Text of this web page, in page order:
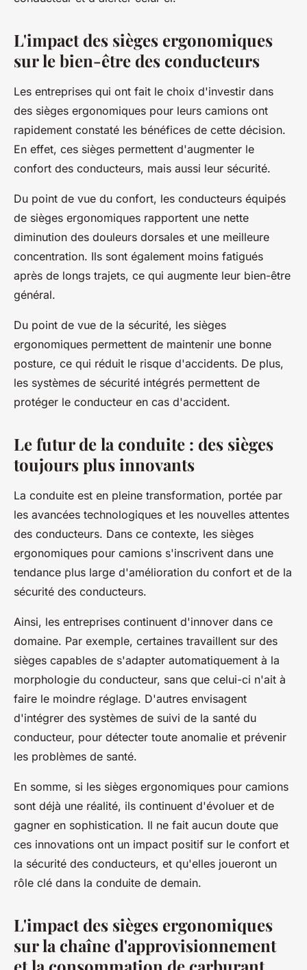
L'impact des sièges ergonomiques
sur le bien-être des conducteurs
Les entreprises qui ont fait le choix d'investir dans
des sièges ergonomiques pour leurs camions ont
rapidement constaté les bénéfices de cette décision.
En effet, ces sièges permettent d'augmenter le
confort des conducteurs, mais aussi leur sécurité.
Du point de vue du confort, les conducteurs équipés
de sièges ergonomiques rapportent une nette
diminution des douleurs dorsales et une meilleure
concentration. Ils sont également moins fatigués
après de longs trajets, ce qui augmente leur bien-être
général.
Du point de vue de la sécurité, les sièges
ergonomiques permettent de maintenir une bonne
posture, ce qui réduit le risque d'accidents. De plus,
les systèmes de sécurité intégrés permettent de
protéger le conducteur en cas d'accident.
Le futur de la conduite : des sièges
toujours plus innovants
La conduite est en pleine transformation, portée par
les avancées technologiques et les nouvelles attentes
des conducteurs. Dans ce contexte, les sièges
ergonomiques pour camions s'inscrivent dans une
tendance plus large d'amélioration du confort et de la
sécurité des conducteurs.
Ainsi, les entreprises continuent d'innover dans ce
domaine. Par exemple, certaines travaillent sur des
sièges capables de s'adapter automatiquement à la
morphologie du conducteur, sans que celui-ci n'ait à
faire le moindre réglage. D'autres envisagent
d'intégrer des systèmes de suivi de la santé du
conducteur, pour détecter toute anomalie et prévenir
les problèmes de santé.
En somme, si les sièges ergonomiques pour camions
sont déjà une réalité, ils continuent d'évoluer et de
gagner en sophistication. Il ne fait aucun doute que
ces innovations ont un impact positif sur le confort et
la sécurité des conducteurs, et qu'elles joueront un
rôle clé dans la conduite de demain.
L'impact des sièges ergonomiques
sur la chaîne d'approvisionnement